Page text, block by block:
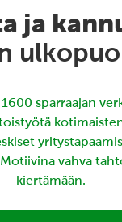
ja
sparraajan
vahva
kiertämään.